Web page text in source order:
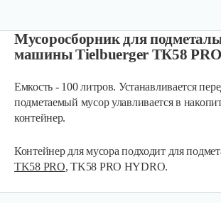
Мусоросборник для
машины Tielbuerger ТК58 PRO
Емкость - 100 литров. Устанавливается
подметаемый мусор улавливается в
контейнер.
Контейнер для мусора подходит для
TK58 PRO, TK58 PRO HYDRO.